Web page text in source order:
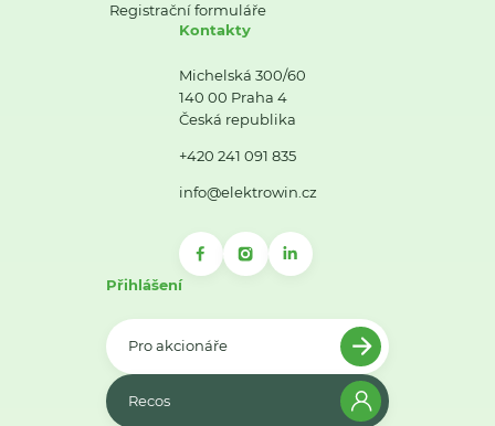
Registrační formuláře
Kontakty
Michelská 300/60
140 00 Praha 4
Česká republika
+420 241 091 835
info@elektrowin.cz
Přihlášení
Pro akcionáře
Recos